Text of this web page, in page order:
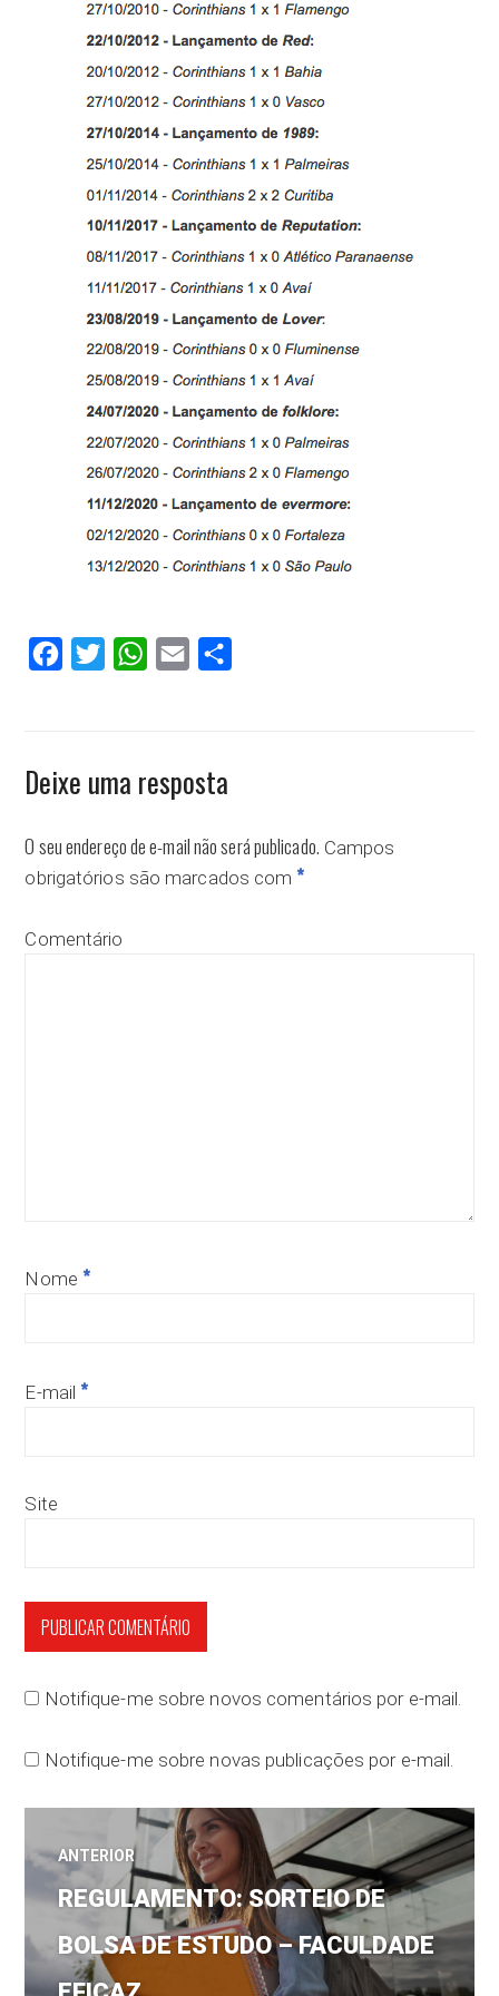
FacebookTwitter WhatsApp
Email
Deixe uma resposta
O seu endereço de e-mail não será publicado. Campos
obrigatórios são marcados com *
Comentário
Nome *
E-mail *
Site
Notifique-me sobre novos comentários por e-mail.
Notifique-me sobre novas publicações por e-mail.
Navegação
de
Post
ANTERIOR
Post
anterior:
REGULAMENTO: SORTEIO DE
BOLSA DE ESTUDO – FACULDADE